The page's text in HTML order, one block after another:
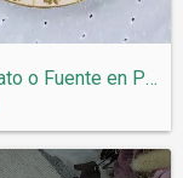
Gran Plato o Fuente en Porcelana Alemana...